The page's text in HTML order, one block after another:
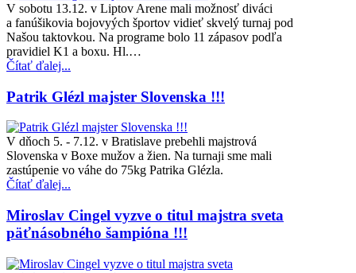
V sobotu 13.12. v Liptov Arene mali možnosť diváci
a fanúšikovia bojovyých športov vidieť skvelý turnaj pod
Našou taktovkou. Na programe bolo 11 zápasov podľa
pravidiel K1 a boxu. Hl.…
Čítať ďalej...
Patrik Glézl majster Slovenska !!!
V dňoch 5. - 7.12. v Bratislave prebehli majstrová
Slovenska v Boxe mužov a žien. Na turnaji sme mali
zastúpenie vo váhe do 75kg Patrika Glézla.
Čítať ďalej...
Miroslav Cingel vyzve o titul majstra sveta
päťnásobného šampióna !!!